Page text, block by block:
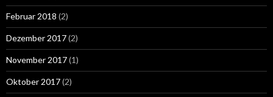
Februar 2018 (2)
Dezember 2017(2)
November 2017(1)
Oktober 2017(2)